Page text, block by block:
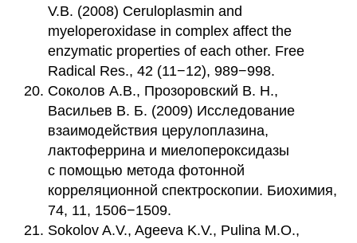
V.B. (2008) Ceruloplasmin and
myeloperoxidase in complex affect the
enzymatic properties of each other. Free
Radical Res., 42 (11−12), 989−998.
Соколов А.В., Прозоровский В. Н.,
Васильев В. Б. (2009) Исследование
взаимодействия церулоплазина,
лактоферрина и миелопероксидазы
с помощью метода фотонной
корреляционной спектроскопии. Биохимия,
74, 11, 1506−1509.
Sokolov A.V., Ageeva K.V., Pulina M.O.,